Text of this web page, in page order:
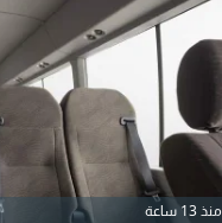
منذ 13 ساعة